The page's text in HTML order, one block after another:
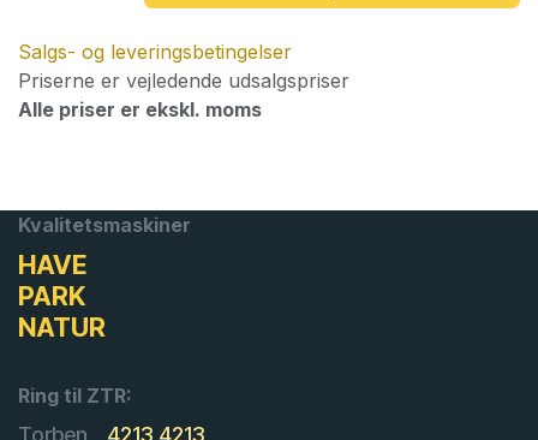
Salgs- og leveringsbetingelser
Priserne er vejledende udsalgspriser
Alle priser er ekskl. moms
Kvalitetsmaskiner
HAVE
PARK
NATUR
Ring til ZTR:
Torben
4213 4213